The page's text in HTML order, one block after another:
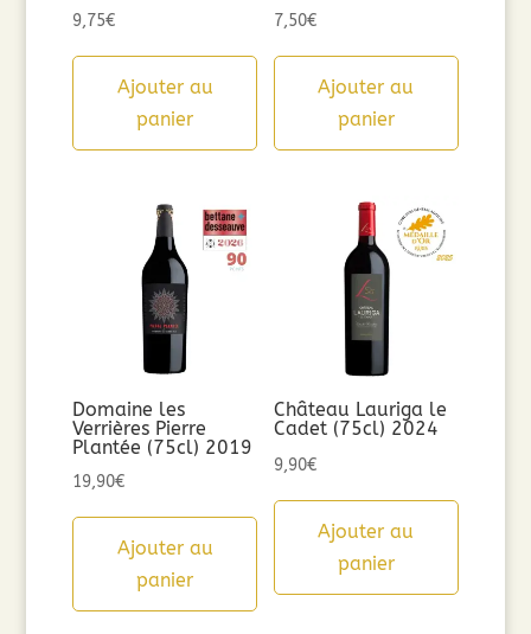
9,75€
Ajouter au
panier
7,50€
Ajouter au
panier
Domaine les
Verrières Pierre
Plantée (75cl) 2019
19,90€
Ajouter au
panier
Château Lauriga le
Cadet (75cl) 2024
9,90€
Ajouter au
panier